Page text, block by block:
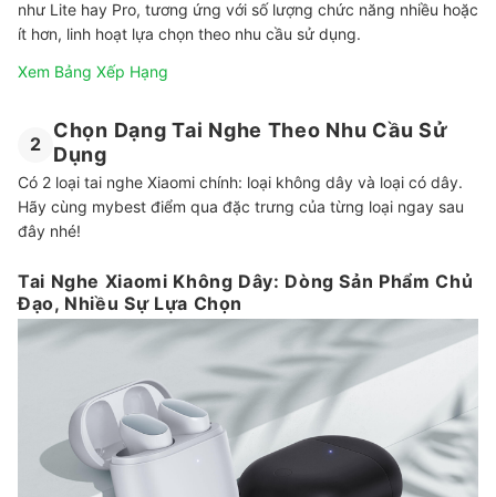
như Lite hay Pro, tương ứng với số lượng chức năng nhiều hoặc
ít hơn, linh hoạt lựa chọn theo nhu cầu sử dụng.
Xem Bảng Xếp Hạng
2
Chọn Dạng Tai Nghe Theo Nhu Cầu Sử
Dụng
Có 2 loại tai nghe Xiaomi chính: loại không dây và loại có dây.
Hãy cùng mybest điểm qua đặc trưng của từng loại ngay sau
đây nhé!
Tai Nghe Xiaomi Không Dây: Dòng Sản Phẩm Chủ
Đạo, Nhiều Sự Lựa Chọn